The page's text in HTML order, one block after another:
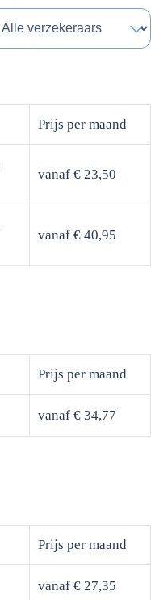
Prijs per maand
vanaf € 23,50
vanaf € 40,95
Prijs per maand
vanaf € 34,77
Prijs per maand
vanaf € 27,35